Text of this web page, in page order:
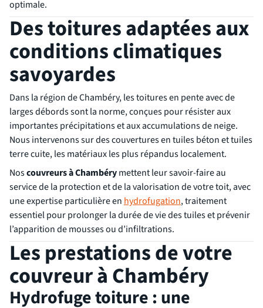
optimale.
Des toitures adaptées aux
conditions climatiques
savoyardes
Dans la région de Chambéry, les toitures en pente avec de
larges débords sont la norme, conçues pour résister aux
importantes précipitations et aux accumulations de neige.
Nous intervenons sur des couvertures en tuiles béton et tuiles
terre cuite, les matériaux les plus répandus localement.
Noscouvreurs à Chambérymettent leur savoir-faire au
service de la protection et de la valorisation de votre toit, avec
une expertise particulière en hydrofugation, traitement
essentiel pour prolonger la durée de vie des tuiles et prévenir
l’apparition de mousses ou d’infiltrations.
Les prestations de votre
couvreur à Chambéry
Hydrofuge toiture : une